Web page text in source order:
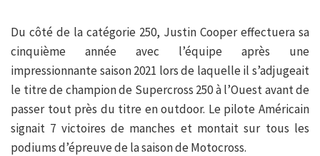
Du côté de la catégorie 250, Justin Cooper effectuera sa
cinquième année avec l’équipe après une
impressionnante saison 2021 lors de laquelle il s’adjugeait
le titre de champion de Supercross 250 à l’Ouest avant de
passer tout près du titre en outdoor. Le pilote Américain
signait 7 victoires de manches et montait sur tous les
podiums d’épreuve de la saison de Motocross.